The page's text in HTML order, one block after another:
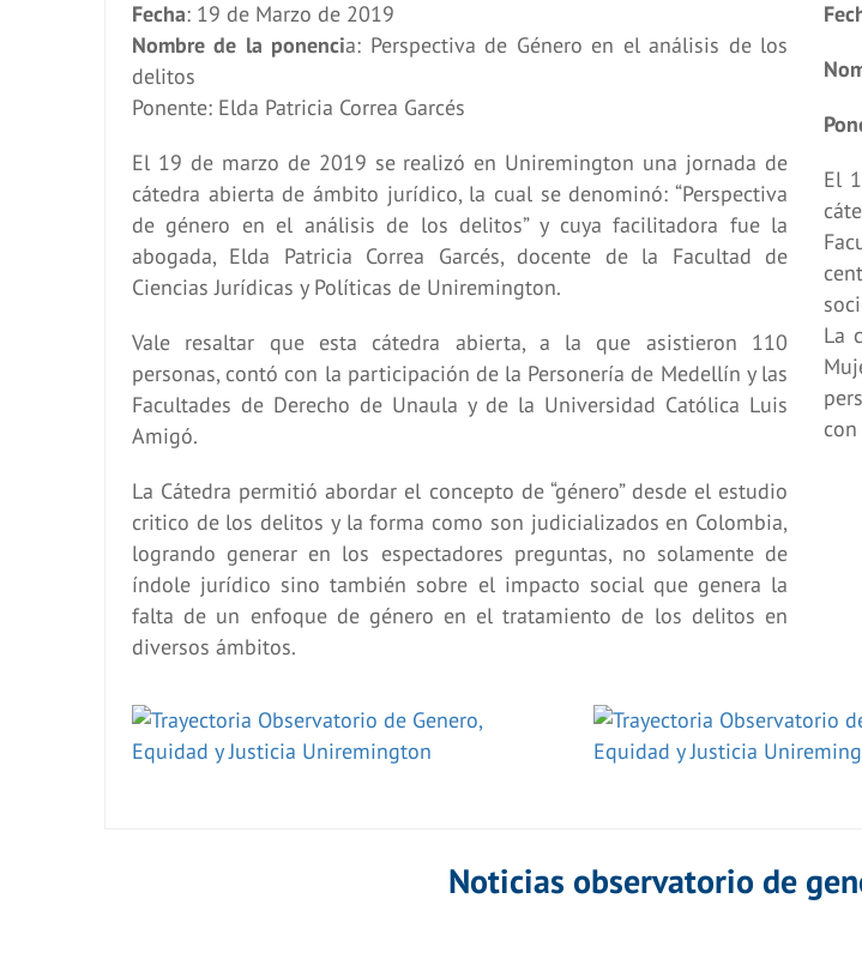
Fecha: 19 de Marzo de 2019
Nombre de la ponencia: Perspectiva de Género en el análisis de los
delitos
Ponente: Elda Patricia Correa Garcés
El 19 de marzo de 2019 se realizó en Uniremington una jornada de
cátedra abierta de ámbito jurídico, la cual se denominó: “Perspectiva
de género en el análisis de los delitos” y cuya facilitadora fue la
abogada, Elda Patricia Correa Garcés, docente de la Facultad de
Ciencias Jurídicas y Políticas de Uniremington.
Vale resaltar que esta cátedra abierta, a la que asistieron 110
personas, contó con la participación de la Personería de Medellín y las
Facultades de Derecho de Unaula y de la Universidad Católica Luis
Amigó.
La Cátedra permitió abordar el concepto de “género” desde el estudio
critico de los delitos y la forma como son judicializados en Colombia,
logrando generar en los espectadores preguntas, no solamente de
índole jurídico sino también sobre el impacto social que genera la
falta de un enfoque de género en el tratamiento de los delitos en
diversos ámbitos.
El
La
Noticias observatorio de